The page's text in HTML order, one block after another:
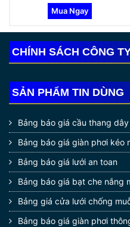
CHÍNH SÁCH CÔNG
SẢN PHẨM TIN DÙNG
Bảng báo giá cầu thang
Bảng báo giá giàn phơi kéo
Bảng báo giá lưới an toan
Bảng báo giá bạt che nắng
Bảng giá cửa lưới chống
Bảng báo giá giàn phơi